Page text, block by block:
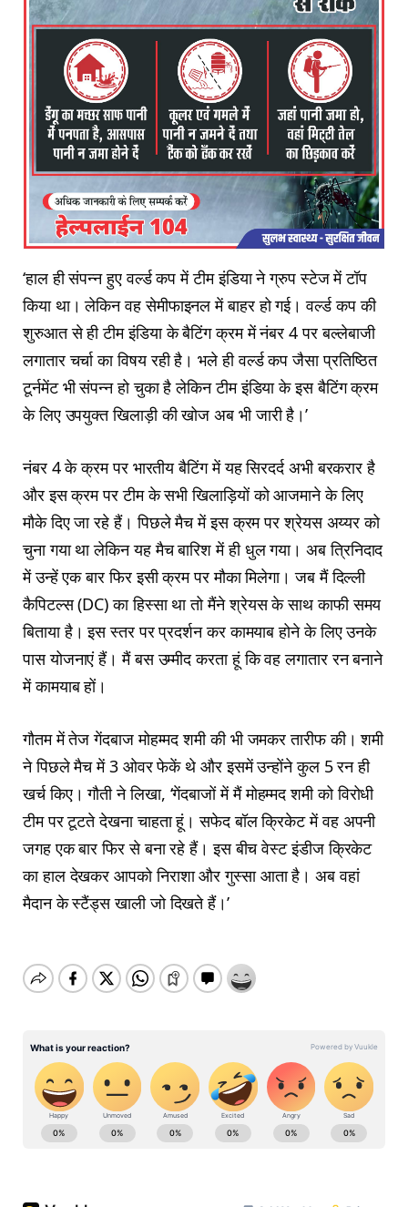
‘हाल ही संपन्न हुए वर्ल्ड कप में टीम इंडिया ने ग्रुप स्टेज में टॉप
किया था। लेकिन वह सेमीफाइनल में बाहर हो गई। वर्ल्ड कप की
शुरुआत से ही टीम इंडिया के बैटिंग क्रम में नंबर 4 पर बल्लेबाजी
लगातार चर्चा का विषय रही है। भले ही वर्ल्ड कप जैसा प्रतिष्ठित
टूर्नमेंट भी संपन्न हो चुका है लेकिन टीम इंडिया के इस बैटिंग क्रम
के लिए उपयुक्त खिलाड़ी की खोज अब भी जारी है।’
नंबर 4 के क्रम पर भारतीय बैटिंग में यह सिरदर्द अभी बरकरार है
और इस क्रम पर टीम के सभी खिलाड़ियों को आजमाने के लिए
मौके दिए जा रहे हैं। पिछले मैच में इस क्रम पर श्रेयस अय्यर को
चुना गया था लेकिन यह मैच बारिश में ही धुल गया। अब त्रिनिदाद
में उन्हें एक बार फिर इसी क्रम पर मौका मिलेगा। जब मैं दिल्ली
कैपिटल्स (DC) का हिस्सा था तो मैंने श्रेयस के साथ काफी समय
बिताया है। इस स्तर पर प्रदर्शन कर कामयाब होने के लिए उनके
पास योजनाएं हैं। मैं बस उम्मीद करता हूं कि वह लगातार रन बनाने
में कामयाब हों।
गौतम में तेज गेंदबाज मोहम्मद शमी की भी जमकर तारीफ की। शमी
ने पिछले मैच में 3 ओवर फेकें थे और इसमें उन्होंने कुल 5 रन ही
खर्च किए। गौती ने लिखा, ‘गेंदबाजों में मैं मोहम्मद शमी को विरोधी
टीम पर टूटते देखना चाहता हूं। सफेद बॉल क्रिकेट में वह अपनी
जगह एक बार फिर से बना रहे हैं। इस बीच वेस्ट इंडीज क्रिकेट
का हाल देखकर आपको निराशा और गुस्सा आता है। अब वहां
मैदान के स्टैंड्स खाली जो दिखते हैं।’